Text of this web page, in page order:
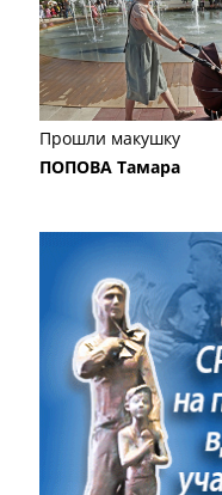
Прошли макушку
ПОПОВА Тамара